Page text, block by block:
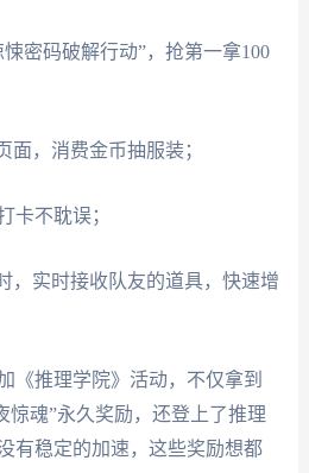
密码破解行动”，抢第一拿100
面，消费金币抽服装；
卡不耽误；
，实时接收队友的道具，快速增
《推理学院》活动，不仅拿到
惊魂”永久奖励，还登上了推理
稳定的加速，这些奖励想都